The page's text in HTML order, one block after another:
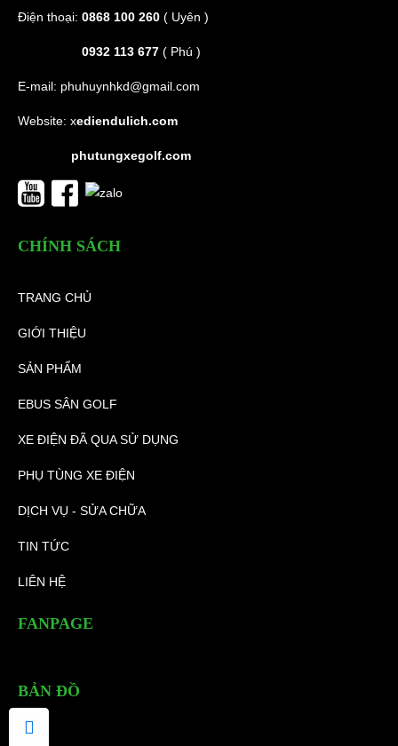
Điện thoại: 0868 100 260 ( Uyên )
0932 113 677 ( Phú )
E-mail: phuhuynhkd@gmail.com
Website: xediendulich.com
phutungxegolf.com
CHÍNH SÁCH
TRANG CHỦ
GIỚI THIỆU
SẢN PHẨM
EBUS SÂN GOLF
XE ĐIỆN ĐÃ QUA SỬ DỤNG
PHỤ TÙNG XE ĐIỆN
DỊCH VỤ - SỬA CHỮA
TIN TỨC
LIÊN HỆ
FANPAGE
BẢN ĐỒ